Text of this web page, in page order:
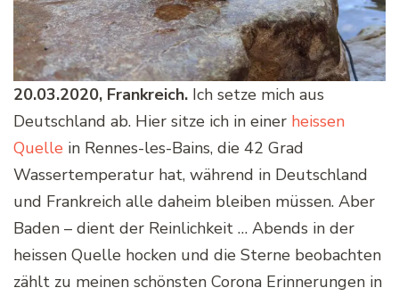
20.03.2020, Frankreich. Ich setze mich aus
Deutschland ab. Hier sitze ich in einer heissen
Quelle in Rennes-les-Bains, die 42 Grad
Wassertemperatur hat, während in Deutschland
und Frankreich alle daheim bleiben müssen. Aber
Baden – dient der Reinlichkeit … Abends in der
heissen Quelle hocken und die Sterne beobachten
zählt zu meinen schönsten Corona Erinnerungen in